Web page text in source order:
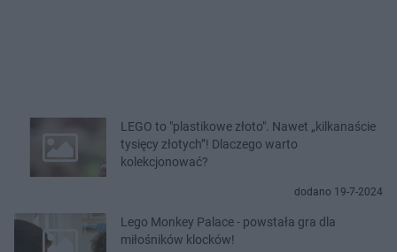
LEGO to "plastikowe złoto". Nawet „kilkanaście
tysięcy złotych”! Dlaczego warto
kolekcjonować?
dodano 19-7-2024
Lego Monkey Palace - powstała gra dla
miłośników klocków!